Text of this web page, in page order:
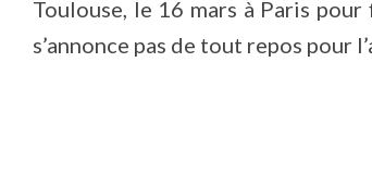
Toulouse, le 16 mars à Paris
s’annonce pas de tout repos pour